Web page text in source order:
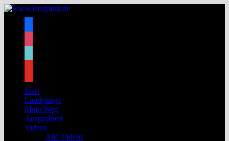
Zum
Start
Landgänge
Mein Weg
Ausprobiert
Videos
Alle Videos